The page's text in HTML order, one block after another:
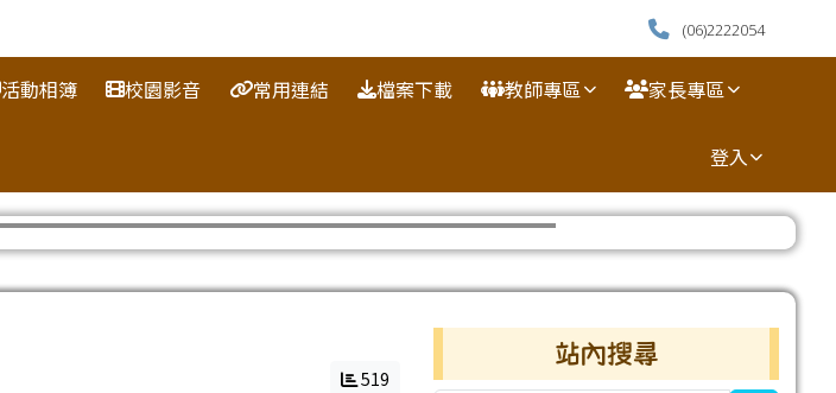
(06)2222054
活動相簿 校園影音 常用連結 檔案下載 教師專區 家長專區
登入
519
右邊區域內容
站內搜尋